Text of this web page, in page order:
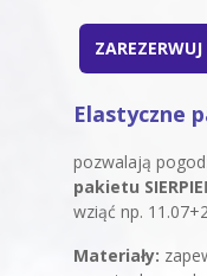
ZAREZERWUJ
Elastyczne
pozwalają
pakietu
wziąć np.
Materiały: